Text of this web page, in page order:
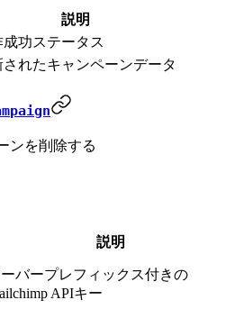
説明
成功ステータス
されたキャンペーンデータ
ンを削除する
説明
バープレフィックス付きの
APIキー